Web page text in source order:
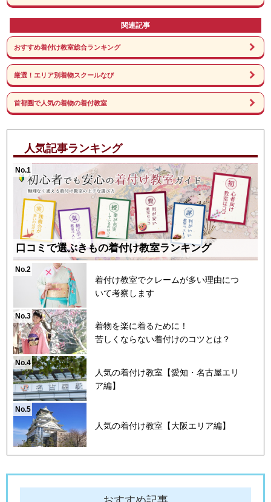
関連記事
おすすめ着付け教室総合ランキング
厳選！エリア別着物スクールなび
首都圏で人気の着物の着付教室
人気記事ランキング
No.1
口コミで選ぶきもの着付け教室ランキング
No.2
着付け教室でクレームが多い理由につ
いて考察します
No.3
着物を楽に着るために！
苦しくならない着付けのコツとは？
No.4
人気の着付け教室【愛知・名古屋エリ
ア編】
No.5
人気の着付け教室【大阪エリア編】